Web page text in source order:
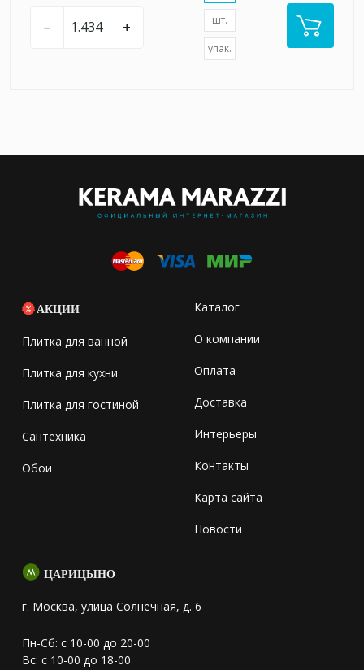
– + шт.
упак.
АКЦИИ
Плитка для ванной
Плитка для кухни
Плитка для гостиной
Сантехника
Обои
Каталог
О компании
Оплата
Доставка
Интерьеры
Контакты
Карта сайта
Новости
ЦАРИЦЫНО
г. Москва, улица Солнечная, д. 6
Пн-Сб: с 10-00 до 20-00
Вс: с 10-00 до 18-00